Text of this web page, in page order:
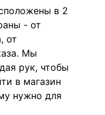
в 2
- от
от
Мы
рук, чтобы
в магазин
нужно для